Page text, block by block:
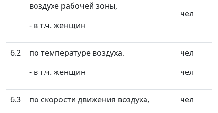
воздухе рабочей зоны,
- в т.ч. женщин
чел
6.2
по температуре воздуха,
- в т.ч. женщин
чел
чел
6.3
по скорости движения воздуха,
чел